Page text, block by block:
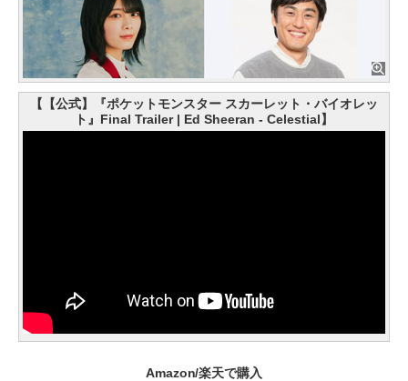
【【公式】『ポケットモンスター スカーレット・バイオレッ
ト』Final Trailer | Ed Sheeran - Celestial】
Amazon/楽天で購入